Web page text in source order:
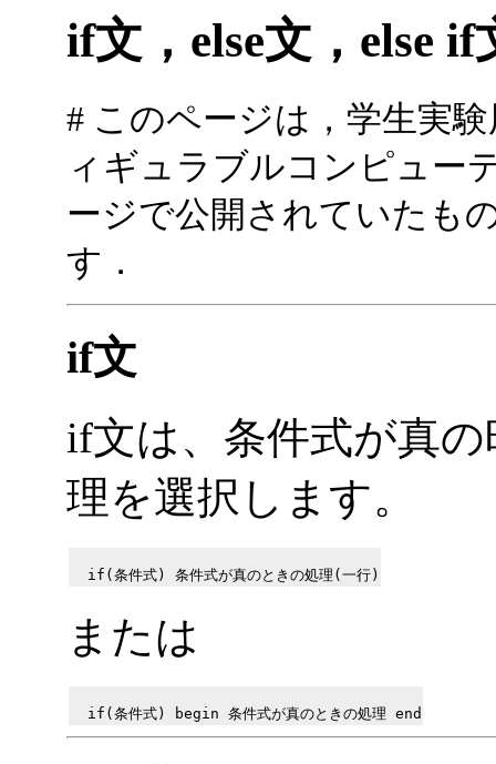
if文，else文，else if
# このページは，学生実
ィギュラブルコンピュー
ージで公開されていたも
す．
if文
if文は、条件式が真
理を選択します。
または